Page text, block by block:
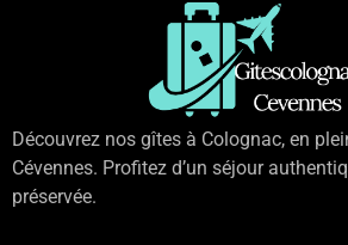
Découvrez nos gîtes à Colognac, en
Cévennes. Profitez d’un séjour
préservée.